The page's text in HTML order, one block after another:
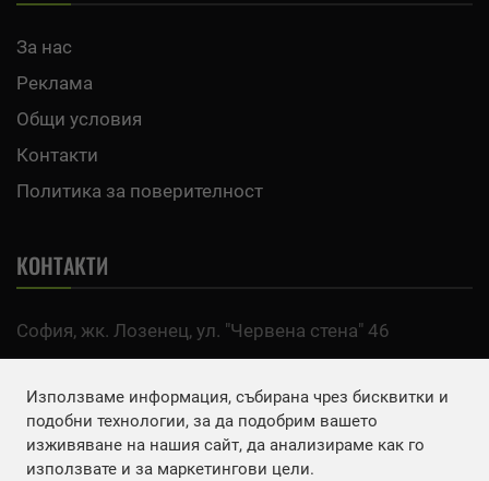
За нас
Реклама
Общи условия
Контакти
Политика за поверителност
КОНТАКТИ
София, жк. Лозенец, ул. "Червена стена" 46
Email: office@agro.bg
Използваме информация, събирана чрез бисквитки и
подобни технологии, за да подобрим вашето
изживяване на нашия сайт, да анализираме как го
използвате и за маркетингови цели.